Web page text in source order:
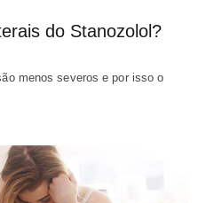
do Stanozolol?
menos severos e por isso o